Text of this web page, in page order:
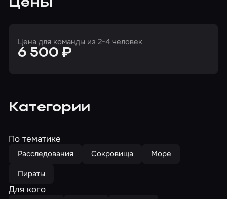
Цены
Цена для команды из 2-4 человек
6 500 ₽
Категории
По тематике
Расследования Сокровища
Море
Пираты
Для кого